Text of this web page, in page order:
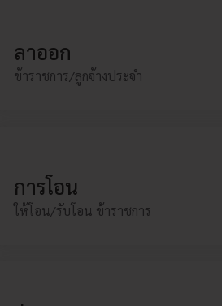
ลาออก
ข้าราชการ/ลูกจ้างประจำ
รายละเอียด...
การโอน
ให้โอน/รับโอน ข้าราชการ
รายละเอียด...